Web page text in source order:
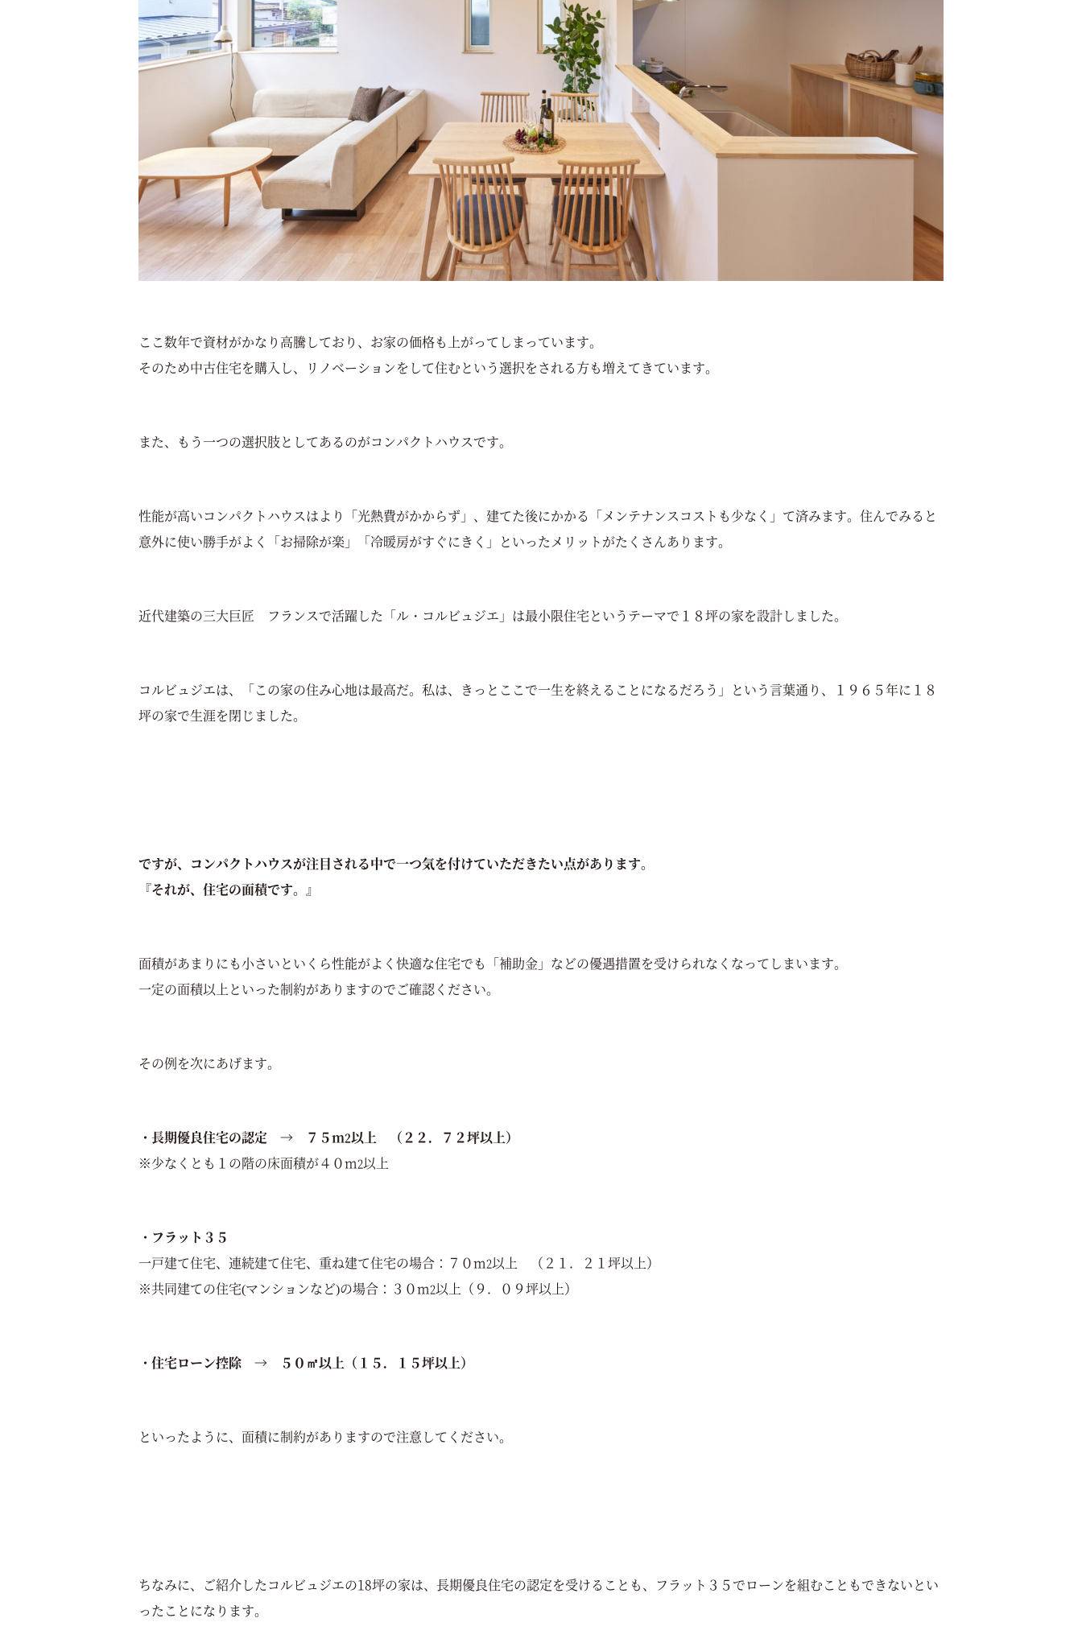
ここ数年で資材がかなり高騰しており、お家の価格も上がってしまっています。
そのため中古住宅を購入し、リノベーションをして住むという選択をされる方も増えてきています。
また、もう一つの選択肢としてあるのがコンパクトハウスです。
性能が高いコンパクトハウスはより「光熱費がかからず」、建てた後にかかる「メンテナンスコストも少なく」て済みます。住んでみると
意外に使い勝手がよく「お掃除が楽」「冷暖房がすぐにきく」といったメリットがたくさんあります。
近代建築の三大巨匠 フランスで活躍した「ル・コルビュジエ」は最小限住宅というテーマで１８坪の家を設計しました。
コルビュジエは、「この家の住み心地は最高だ。私は、きっとここで一生を終えることになるだろう」という言葉通り、１９６５年に１８
坪の家で生涯を閉じました。
ですが、コンパクトハウスが注目される中で一つ気を付けていただきたい点があります。
『それが、住宅の面積です。』
面積があまりにも小さいといくら性能がよく快適な住宅でも「補助金」などの優遇措置を受けられなくなってしまいます。
一定の面積以上といった制約がありますのでご確認ください。
その例を次にあげます。
・長期優良住宅の認定 → ７５m2以上 （２２．７２坪以上）
※少なくとも１の階の床面積が４０m2以上
・フラット３５
一戸建て住宅、連続建て住宅、重ね建て住宅の場合：７０m2以上 （２１．２１坪以上）
※共同建ての住宅(マンションなど)の場合：３０m2以上（９．０９坪以上）
・住宅ローン控除 → ５０㎡以上（１５．１５坪以上）
といったように、面積に制約がありますので注意してください。
ちなみに、ご紹介したコルビュジエの18坪の家は、長期優良住宅の認定を受けることも、フラット３５でローンを組むこともできないとい
ったことになります。